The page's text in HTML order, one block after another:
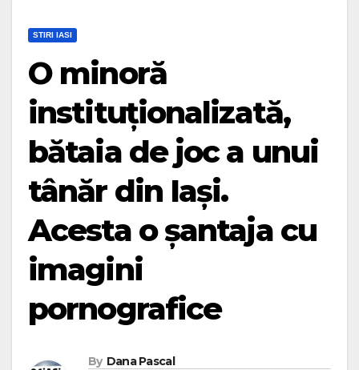
STIRI IASI
O minoră
instituționalizată,
bătaia de joc a unui
tânăr din Iași.
Acesta o șantaja cu
imagini
pornografice
By Dana Pascal